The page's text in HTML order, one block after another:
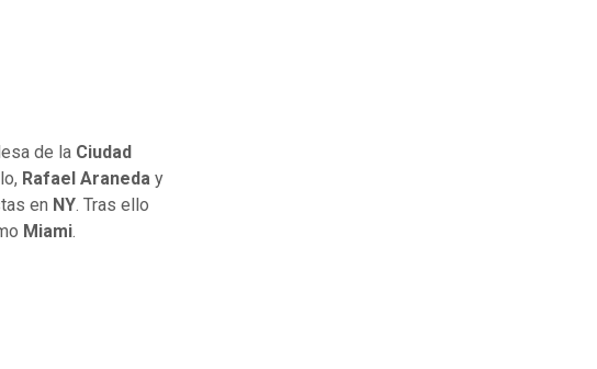
de la Ciudad
Rafael Araneda y
en NY. Tras ello
Miami.